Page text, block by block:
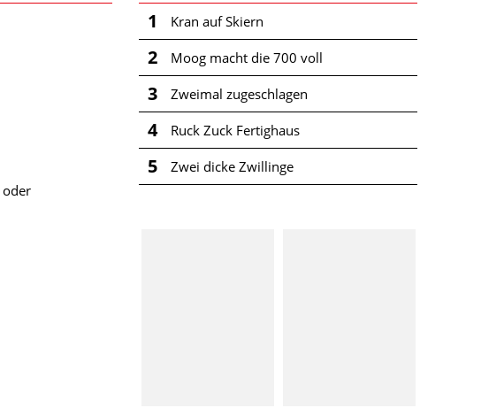
oder
1 Kran auf Skiern
2 Moog macht die 700 voll
3 Zweimal zugeschlagen
4 Ruck Zuck Fertighaus
5 Zwei dicke Zwillinge